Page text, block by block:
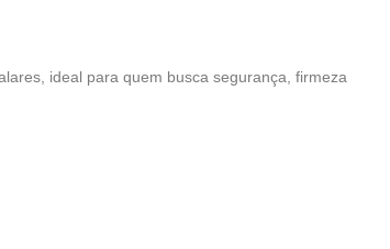
ideal para quem busca segurança, firmeza